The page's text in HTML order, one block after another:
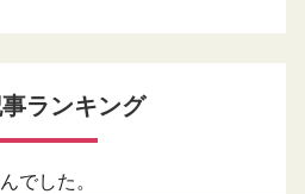
ランキング
でした。